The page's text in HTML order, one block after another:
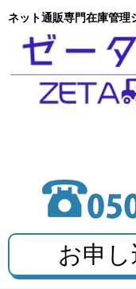
ネット通販専門在庫管理
お申